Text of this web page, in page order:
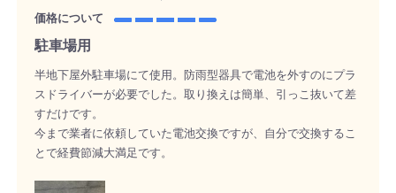
価格について
駐車場用
半地下屋外駐車場にて使用。防雨型器具で電池を外すのにプラ
スドライバーが必要でした。取り換えは簡単、引っこ抜いて差
すだけです。
今まで業者に依頼していた電池交換ですが、自分で交換するこ
とで経費節減大満足です。